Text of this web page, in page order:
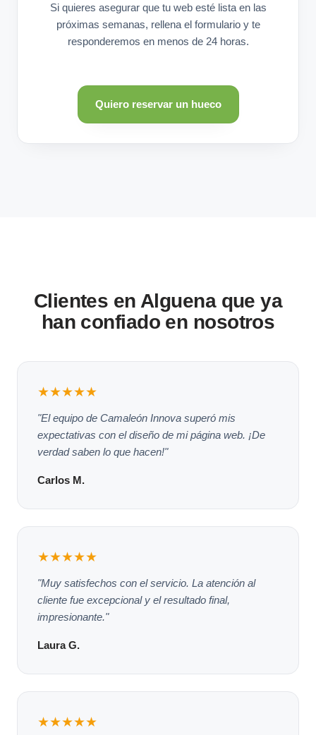
Si quieres asegurar que tu web esté lista en las
próximas semanas, rellena el formulario y te
responderemos en menos de 24 horas.
Quiero reservar un hueco
Clientes en Alguena que ya
han confiado en nosotros
★★★★★
"El equipo de Camaleón Innova superó mis
expectativas con el diseño de mi página web. ¡De
verdad saben lo que hacen!"
Carlos M.
★★★★★
"Muy satisfechos con el servicio. La atención al
cliente fue excepcional y el resultado final,
impresionante."
Laura G.
★★★★★